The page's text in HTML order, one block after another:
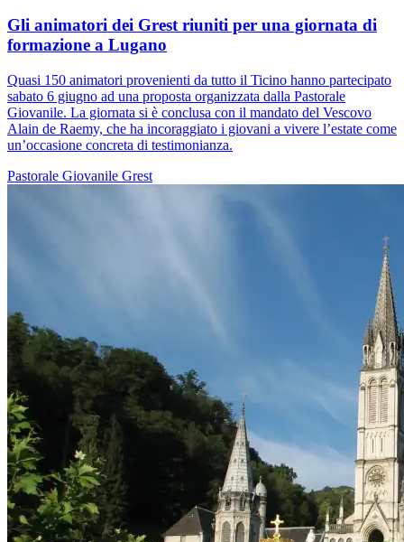
Gli animatori dei Grest riuniti per una giornata di
formazione a Lugano
Quasi 150 animatori provenienti da tutto il Ticino hanno partecipato
sabato 6 giugno ad una proposta organizzata dalla Pastorale
Giovanile. La giornata si è conclusa con il mandato del Vescovo
Alain de Raemy, che ha incoraggiato i giovani a vivere l’estate come
un’occasione concreta di testimonianza.
Pastorale Giovanile Grest